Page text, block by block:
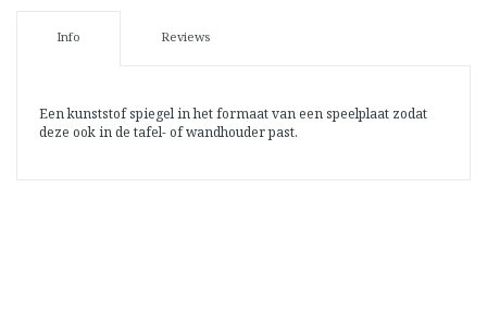
Info Reviews
Een kunststof spiegel in het formaat van een speelplaat zodat
deze ook in de tafel- of wandhouder past.